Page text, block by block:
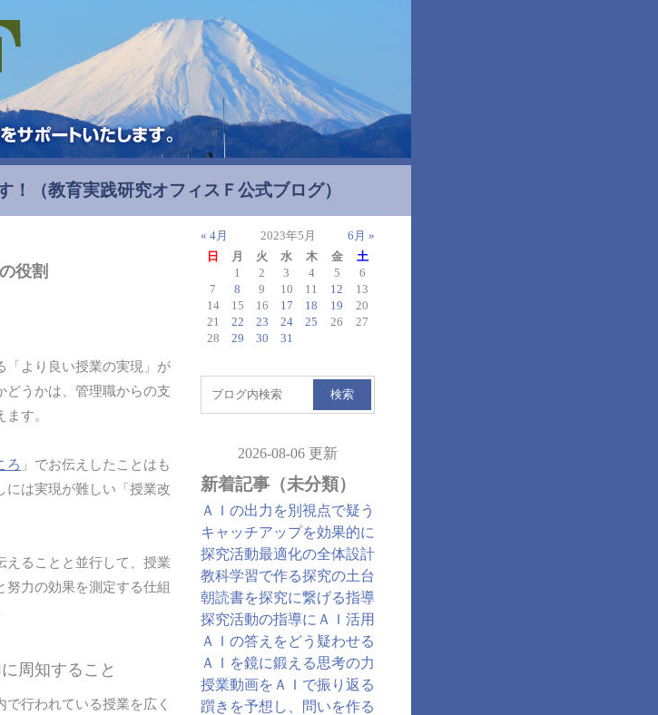
！ （教育実践研究オフィスＦ公式ブログ）
役割
「より良い授業の実現」が
どうかは、管理職からの支
す。
ろ 」でお伝えしたことはも
には実現が難しい「授業改
えることと並行して、授業
力の効果を測定する仕組
周知すること
行われている授業を広く
2023年5月
日
月 火 水 木 金
土
1
2 3 4 5
6
7
8 9 10 11 12
13
14
15 16 17 18 19
20
21
22 23 24 25 26
27
28
29 30 31
« 4月 6月 »
検索
2026-08-06 更新
新着記事（未分類）
ＡＩの出力を別視点で疑う
キャッチアップを効果的に
探究活動最適化の全体設計
教科学習で作る探究の土台
朝読書を探究に繋げる指導
探究活動の指導にＡＩ活用
ＡＩの答えをどう疑わせる
ＡＩを鏡に鍛える思考の力
授業動画をＡＩで振り返る
躓きを予想し、問いを作る